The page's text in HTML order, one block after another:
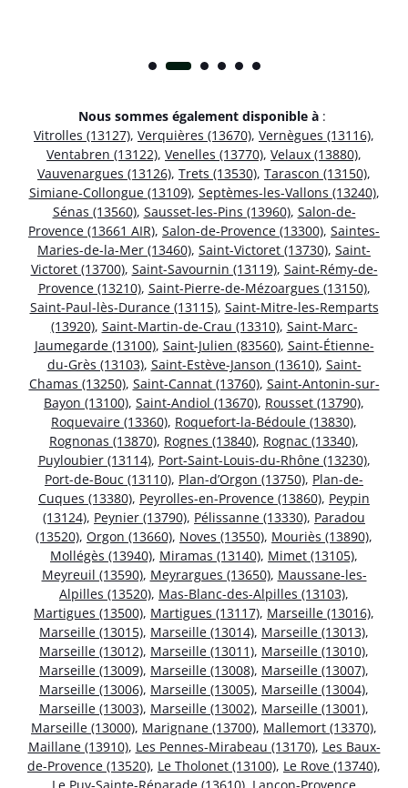
Nous sommes également disponible à :
Vitrolles (13127), Verquières (13670), Vernègues (13116),
Ventabren (13122), Venelles (13770), Velaux (13880),
Vauvenargues (13126), Trets (13530), Tarascon (13150),
Simiane-Collongue (13109), Septèmes-les-Vallons (13240),
Sénas (13560), Sausset-les-Pins (13960), Salon-de-
Provence (13661 AIR), Salon-de-Provence (13300), Saintes-
Maries-de-la-Mer (13460), Saint-Victoret (13730), Saint-
Victoret (13700), Saint-Savournin (13119), Saint-Rémy-de-
Provence (13210), Saint-Pierre-de-Mézoargues (13150),
Saint-Paul-lès-Durance (13115), Saint-Mitre-les-Remparts
(13920), Saint-Martin-de-Crau (13310), Saint-Marc-
Jaumegarde (13100), Saint-Julien (83560), Saint-Étienne-
du-Grès (13103), Saint-Estève-Janson (13610), Saint-
Chamas (13250), Saint-Cannat (13760), Saint-Antonin-sur-
Bayon (13100), Saint-Andiol (13670), Rousset (13790),
Roquevaire (13360), Roquefort-la-Bédoule (13830),
Rognonas (13870), Rognes (13840), Rognac (13340),
Puyloubier (13114), Port-Saint-Louis-du-Rhône (13230),
Port-de-Bouc (13110), Plan-d’Orgon (13750), Plan-de-
Cuques (13380), Peyrolles-en-Provence (13860), Peypin
(13124), Peynier (13790), Pélissanne (13330), Paradou
(13520), Orgon (13660), Noves (13550), Mouriès (13890),
Mollégès (13940), Miramas (13140), Mimet (13105),
Meyreuil (13590), Meyrargues (13650), Maussane-les-
Alpilles (13520), Mas-Blanc-des-Alpilles (13103),
Martigues (13500), Martigues (13117), Marseille (13016),
Marseille (13015), Marseille (13014), Marseille (13013),
Marseille (13012), Marseille (13011), Marseille (13010),
Marseille (13009), Marseille (13008), Marseille (13007),
Marseille (13006), Marseille (13005), Marseille (13004),
Marseille (13003), Marseille (13002), Marseille (13001),
Marseille (13000), Marignane (13700), Mallemort (13370),
Maillane (13910), Les Pennes-Mirabeau (13170), Les Baux-
de-Provence (13520), Le Tholonet (13100), Le Rove (13740),